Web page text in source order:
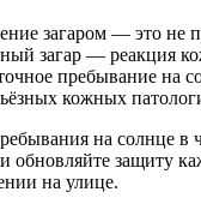
загаром — это не
загар — реакция
пребывание на
кожных
на солнце в
обновляйте защиту
на улице.